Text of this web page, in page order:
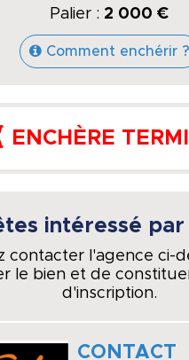
Palier : 2 000 €
Comment enchérir ?
ENCHÈRE
intéressé par
contacter l'agence ci-
le bien et de
d'inscription.
CONTACT